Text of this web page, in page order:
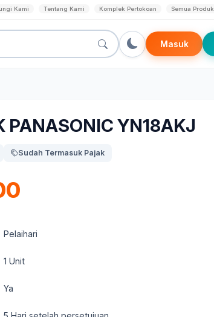
Kami Tentang Kami Komplek Pertokoan Semua Produk
Masuk
PANASONIC YN18AKJ
Sudah Termasuk Pajak
Pelaihari
1 Unit
Ya